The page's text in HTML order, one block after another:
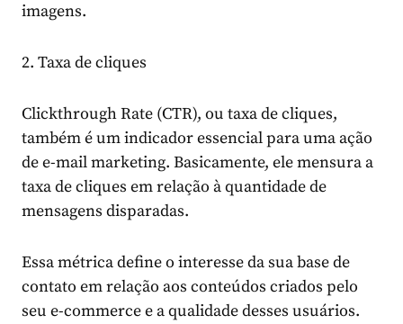
imagens.
2. Taxa de cliques
Clickthrough Rate (CTR), ou taxa de cliques,
também é um indicador essencial para uma ação
de e-mail marketing. Basicamente, ele mensura a
taxa de cliques em relação à quantidade de
mensagens disparadas.
Essa métrica define o interesse da sua base de
contato em relação aos conteúdos criados pelo
seu e-commerce e a qualidade desses usuários.